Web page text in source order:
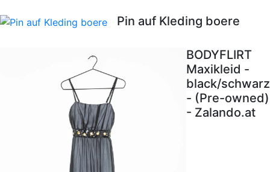
Pin auf Kleding boere
BODYFLIRT
Maxikleid -
black/schwarz
- (Pre-owned)
- Zalando.at